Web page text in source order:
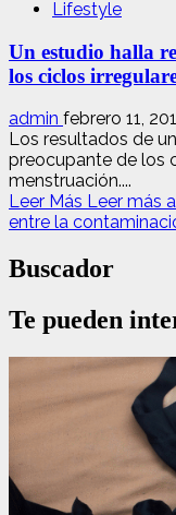
Lifestyle
Un estudio halla
los ciclos
admin febrero 11,
Los resultados de
preocupante de los
menstruación....
Leer Más Leer más
entre la
Buscador
Te pueden